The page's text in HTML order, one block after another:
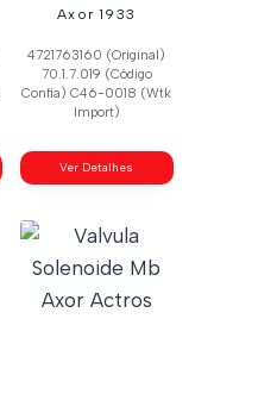
Axor 1933
4721763160 (Original)
70.1.7.019 (Código
Confia) C46-0018 (Wtk
Import)
Ver Detalhes